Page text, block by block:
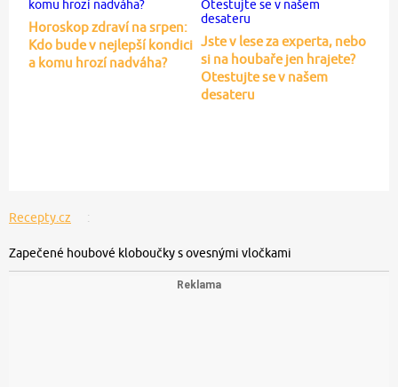
Horoskop zdraví na srpen:
Kdo bude v nejlepší kondici
a komu hrozí nadváha?
Jste v lese za experta, nebo
si na houbaře jen hrajete?
Otestujte se v našem
desateru
Recepty.cz
Zapečené houbové kloboučky s ovesnými vločkami